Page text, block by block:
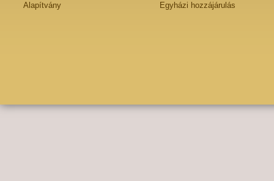
Alapítvány
Egyházi hozzájárulás